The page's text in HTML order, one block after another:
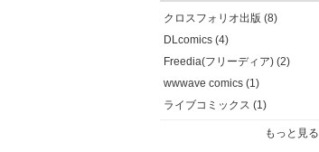
クロスフォリオ出版 (8)
DLcomics (4)
Freedia(フリーディア) (2)
wwwave comics (1)
ライブコミックス (1)
もっと見る